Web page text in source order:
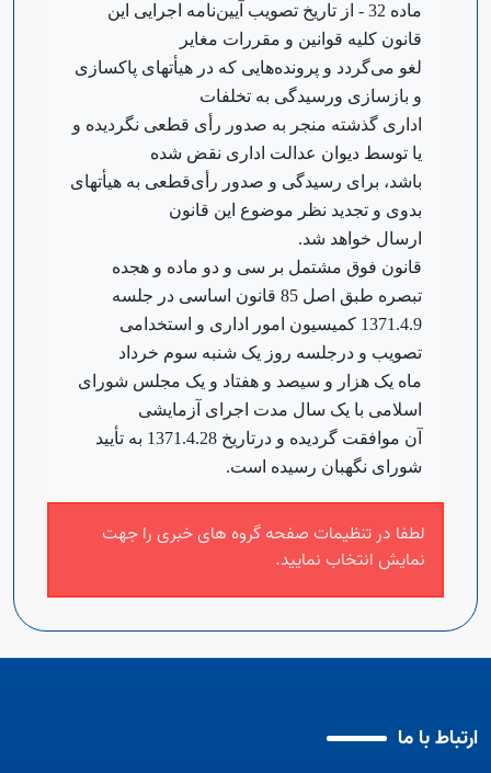
‌ماده 32 - از تاریخ تصویب آیین‌نامه اجرایی این
قانون کلیه قوانین و مقررات مغایر
لغو می‌گردد و پرونده‌هایی که در هیأتهای پاکسازی
و بازسازی و‌رسیدگی به تخلفات
اداری گذشته منجر به صدور رأی قطعی نگردیده و
یا توسط دیوان عدالت اداری نقض شده
باشد، برای رسیدگی و صدور رأی‌قطعی به هیأتهای
بدوی و تجدید نظر موضوع این قانون
ارسال خواهد شد.
‌قانون فوق مشتمل بر سی و دو ماده و هجده
تبصره طبق اصل 85 قانون اساسی در جلسه
1371.4.9 کمیسیون امور اداری و استخدامی
تصویب و در‌جلسه روز یک شنبه سوم خرداد
ماه یک هزار و سیصد و هفتاد و یک مجلس شورای
اسلامی با یک سال مدت اجرای آزمایشی
آن موافقت گردیده و در‌تاریخ 1371.4.28 به تأیید
شورای نگهبان رسیده است.
لطفا در تنظیمات صفحه گروه های خبری را جهت
نمایش انتخاب نمایید.
ارتباط با ما